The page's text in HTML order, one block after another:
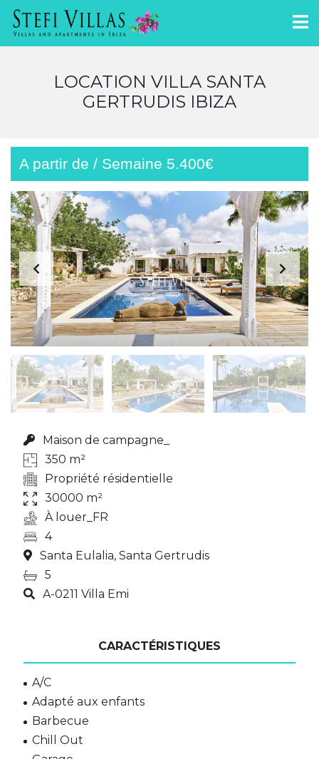
LOCATION VILLA SANTA
GERTRUDIS IBIZA
A partir de / Semaine 5.400€
Maison de campagne_
350 m²
Propriété résidentielle
30000 m²
À louer_FR
4
Santa Eulalia, Santa Gertrudis
5
A-0211 Villa Emi
CARACTÉRISTIQUES
A/C
Adapté aux enfants
Barbecue
Chill Out